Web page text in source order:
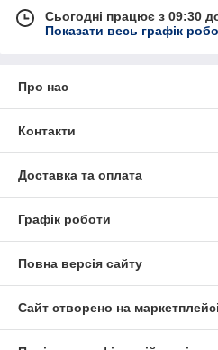
Сьогодні працює з 09:30
Показати весь графік
Про нас
Контакти
Доставка та оплата
Графік роботи
Повна версія сайту
Сайт створено на маркетплейсі